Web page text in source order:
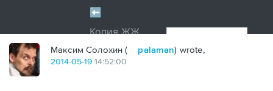
Максим Солохин ( palaman) wrote,
2014-05-19 14:52:00